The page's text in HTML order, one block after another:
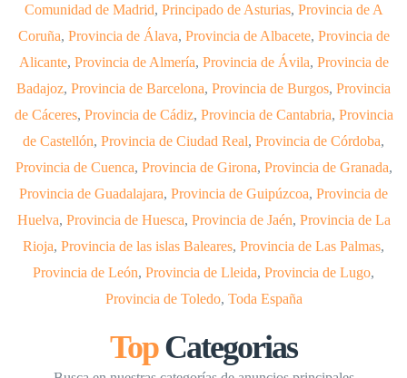
Comunidad de Madrid, Principado de Asturias, Provincia de A
Coruña, Provincia de Álava, Provincia de Albacete, Provincia de
Alicante, Provincia de Almería, Provincia de Ávila, Provincia de
Badajoz, Provincia de Barcelona, Provincia de Burgos, Provincia
de Cáceres, Provincia de Cádiz, Provincia de Cantabria, Provincia
de Castellón, Provincia de Ciudad Real, Provincia de Córdoba,
Provincia de Cuenca, Provincia de Girona, Provincia de Granada,
Provincia de Guadalajara, Provincia de Guipúzcoa, Provincia de
Huelva, Provincia de Huesca, Provincia de Jaén, Provincia de La
Rioja, Provincia de las islas Baleares, Provincia de Las Palmas,
Provincia de León, Provincia de Lleida, Provincia de Lugo,
Provincia de Toledo, Toda España
TopCategorias